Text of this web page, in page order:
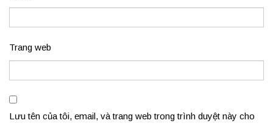
Trang web
Lưu tên của tôi, email, và trang web trong trình duyệt này cho